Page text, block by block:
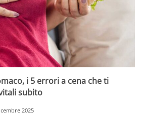
i 5 errori a cena che ti
subito
2025